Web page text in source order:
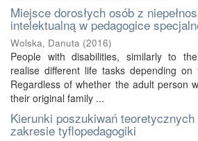
Miejsce dorosłych osób z
intelektualną w pedagogice
Wolska, Danuta (2016)
People with disabilities, similarly to
realise different life tasks depending
Regardless of whether the adult person
their original family ...
Kierunki poszukiwań
zakresie tyflopedagogiki